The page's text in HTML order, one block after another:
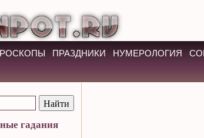
ПРАЗДНИКИ НУМЕРОЛОГИЯ
гадания